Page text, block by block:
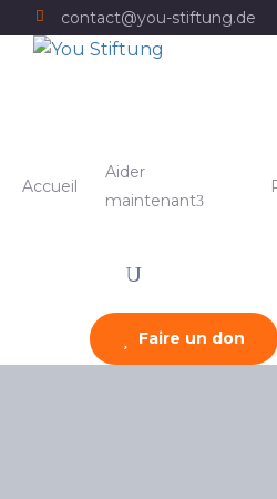
contact@you-stiftung.de
Accueil
Aider
maintenant
Faire un don